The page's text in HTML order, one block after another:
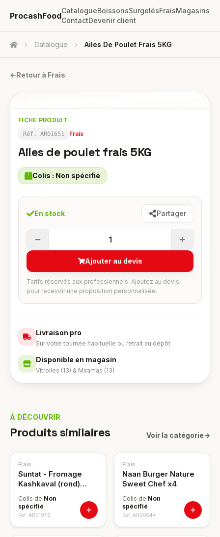
ProcashFood
CatalogueBoissonsSurgelésFraisMagasins
ContactDevenir client
Accueil Catalogue Ailes De Poulet Frais 5KG
←Retour à Frais
FICHE PRODUIT
Réf. AR01651 Frais
Ailes de poulet frais 5KG
Colis : Non spécifié
En stock Partager
1
Ajouter au devis
Tarifs réservés aux professionnels. Ajoutez au devis
pour recevoir une proposition personnalisée.
Livraison pro
Sur votre tournée habituelle ou retrait au dépôt.
Disponible en magasin
Vitrolles (13) & Miramas (13)
À DÉCOUVRIR
Produits similaires Voir la catégorie→
Frais
Suntat - Fromage
Kashkaval (rond)
Colis de Non
spécifié
Ref. AR01976
Frais
Naan Burger Nature
Sweet Chef x4
Colis de Non
spécifié
Ref. AR00544